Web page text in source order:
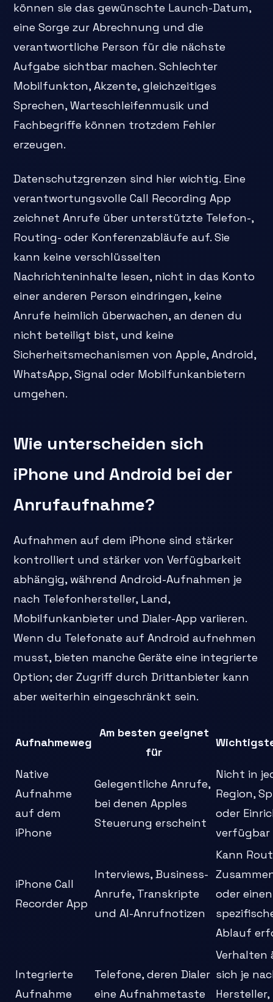
können sie das gewünschte Launch-Datum,
eine Sorge zur Abrechnung und die
verantwortliche Person für die nächste
Aufgabe sichtbar machen. Schlechter
Mobilfunkton, Akzente, gleichzeitiges
Sprechen, Warteschleifenmusik und
Fachbegriffe können trotzdem Fehler
erzeugen.
Datenschutzgrenzen sind hier wichtig. Eine
verantwortungsvolle Call Recording App
zeichnet Anrufe über unterstützte Telefon-,
Routing- oder Konferenzabläufe auf. Sie
kann keine verschlüsselten
Nachrichteninhalte lesen, nicht in das Konto
einer anderen Person eindringen, keine
Anrufe heimlich überwachen, an denen du
nicht beteiligt bist, und keine
Sicherheitsmechanismen von Apple, Android,
WhatsApp, Signal oder Mobilfunkanbietern
umgehen.
Wie unterscheiden sich
iPhone und Android bei der
Anrufaufnahme?
Aufnahmen auf dem iPhone sind stärker
kontrolliert und stärker von Verfügbarkeit
abhängig, während Android-Aufnahmen je
nach Telefonhersteller, Land,
Mobilfunkanbieter und Dialer-App variieren.
Wenn du Telefonate auf Android aufnehmen
musst, bieten manche Geräte eine integrierte
Option; der Zugriff durch Drittanbieter kann
aber weiterhin eingeschränkt sein.
Aufnahmeweg
Am besten geeignet
für
Native
Aufnahme
auf dem
iPhone
Gelegentliche Anrufe,
bei denen Apples
Steuerung erscheint
Nicht in
Region,
oder
verfügbar
iPhone Call
Recorder App
Interviews, Business-
Anrufe, Transkripte
und AI-Anrufnotizen
Kann
oder
Ablauf
Integrierte
Aufnahme
Telefone, deren Dialer
eine Aufnahmetaste
Verhalten
sich je